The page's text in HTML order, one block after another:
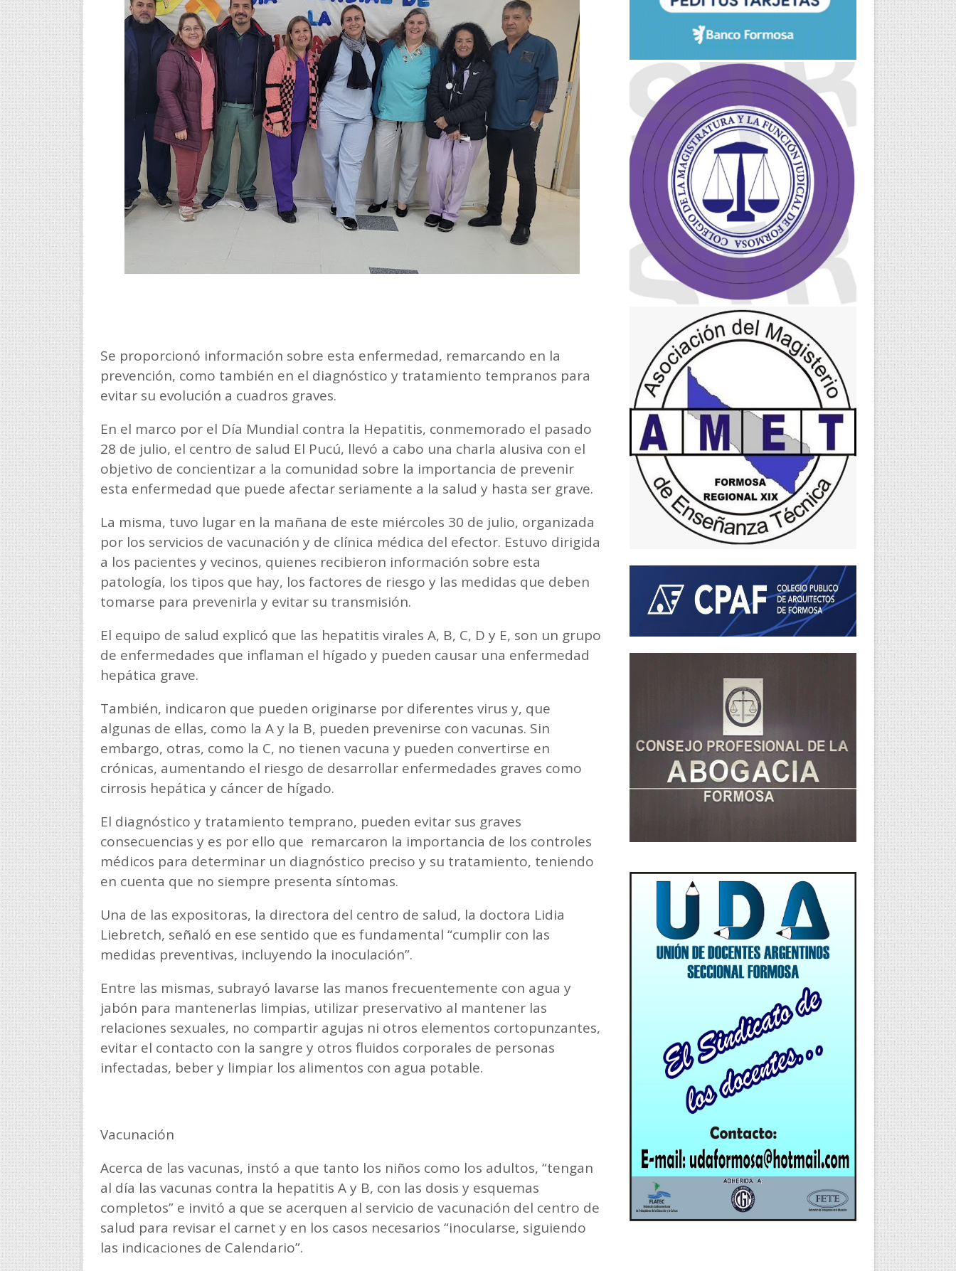
Se proporcionó información sobre esta enfermedad, remarcando en la
prevención, como también en el diagnóstico y tratamiento tempranos para
evitar su evolución a cuadros graves.
En el marco por el Día Mundial contra la Hepatitis, conmemorado el pasado
28 de julio, el centro de salud El Pucú, llevó a cabo una charla alusiva con el
objetivo de concientizar a la comunidad sobre la importancia de prevenir
esta enfermedad que puede afectar seriamente a la salud y hasta ser grave.
La misma, tuvo lugar en la mañana de este miércoles 30 de julio, organizada
por los servicios de vacunación y de clínica médica del efector. Estuvo dirigida
a los pacientes y vecinos, quienes recibieron información sobre esta
patología, los tipos que hay, los factores de riesgo y las medidas que deben
tomarse para prevenirla y evitar su transmisión.
El equipo de salud explicó que las hepatitis virales A, B, C, D y E, son un grupo
de enfermedades que inflaman el hígado y pueden causar una enfermedad
hepática grave.
También, indicaron que pueden originarse por diferentes virus y, que
algunas de ellas, como la A y la B, pueden prevenirse con vacunas. Sin
embargo, otras, como la C, no tienen vacuna y pueden convertirse en
crónicas, aumentando el riesgo de desarrollar enfermedades graves como
cirrosis hepática y cáncer de hígado.
El diagnóstico y tratamiento temprano, pueden evitar sus graves
consecuencias y es por ello que remarcaron la importancia de los controles
médicos para determinar un diagnóstico preciso y su tratamiento, teniendo
en cuenta que no siempre presenta síntomas.
Una de las expositoras, la directora del centro de salud, la doctora Lidia
Liebretch, señaló en ese sentido que es fundamental “cumplir con las
medidas preventivas, incluyendo la inoculación”.
Entre las mismas, subrayó lavarse las manos frecuentemente con agua y
jabón para mantenerlas limpias, utilizar preservativo al mantener las
relaciones sexuales, no compartir agujas ni otros elementos cortopunzantes,
evitar el contacto con la sangre y otros fluidos corporales de personas
infectadas, beber y limpiar los alimentos con agua potable.
Vacunación
Acerca de las vacunas, instó a que tanto los niños como los adultos, “tengan
al día las vacunas contra la hepatitis A y B, con las dosis y esquemas
completos” e invitó a que se acerquen al servicio de vacunación del centro de
salud para revisar el carnet y en los casos necesarios “inocularse, siguiendo
las indicaciones de Calendario”.